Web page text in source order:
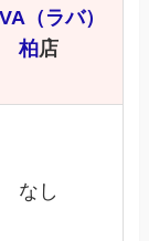
（ラバ）
柏店
なし